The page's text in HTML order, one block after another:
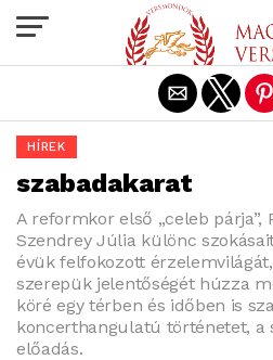
HÍREK
szabadakarat
A reformkor első „celeb párja”,
Szendrey Júlia különc
évük felfokozott
szerepük jelentőségét húzza
köré egy térben és időben is
koncerthangulatú történetet, a
előadás.
Exit mobile